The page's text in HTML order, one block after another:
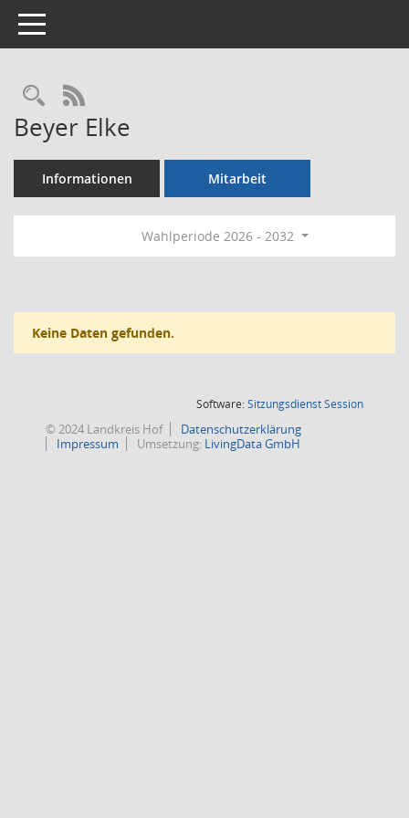
Toggle navigation
Rechercheauswahl
RSS-Feed
Beyer Elke
Informationen Mitarbeit
Wahlperiode 2026 - 2032
Keine Daten gefunden.
Software:SitzungsdienstSession(Wird in
© 2024 Landkreis Hof
Datenschutzerklärung
Impressum
Umsetzung: LivingData GmbH